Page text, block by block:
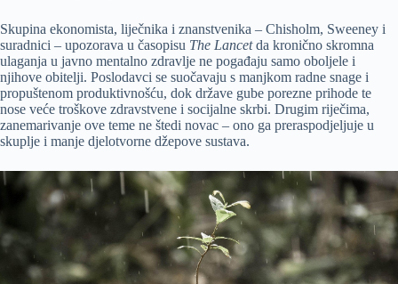
Skupina ekonomista, liječnika i znanstvenika – Chisholm, Sweeney i
suradnici – upozorava u časopisu The Lancetda kronično skromna
ulaganja u javno mentalno zdravlje ne pogađaju samo oboljele i
njihove obitelji. Poslodavci se suočavaju s manjkom radne snage i
propuštenom produktivnošću, dok države gube porezne prihode te
nose veće troškove zdravstvene i socijalne skrbi. Drugim riječima,
zanemarivanje ove teme ne štedi novac – ono ga preraspodjeljuje u
skuplje i manje djelotvorne džepove sustava.